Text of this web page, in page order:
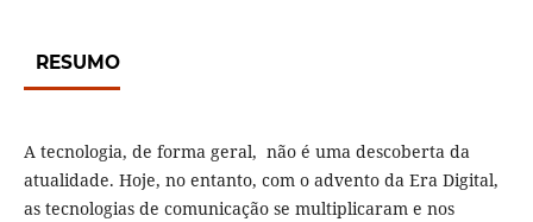
RESUMO
A tecnologia, de forma geral, não é uma descoberta da
atualidade. Hoje, no entanto, com o advento da Era Digital,
as tecnologias de comunicação se multiplicaram e nos